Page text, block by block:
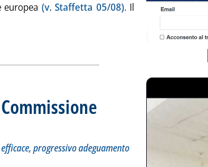
europea (v. Staffetta 05/08). Il
attività di monitoraggio efficace, progressivo adeguamento dei listini al
progressivo adeguamento